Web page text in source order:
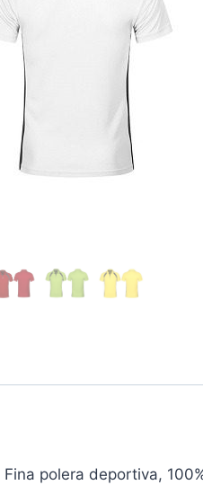
Fina polera deportiva,